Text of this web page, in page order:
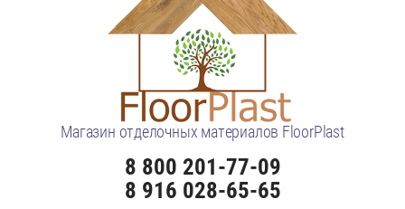
Магазин отделочных материалов FloorPlast
8 800 201-77-09
8 916 028-65-65